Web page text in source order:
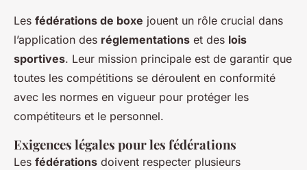
Les fédérations de boxe jouent un rôle crucial dans
l’application des réglementations et des lois
sportives. Leur mission principale est de garantir que
toutes les compétitions se déroulent en conformité
avec les normes en vigueur pour protéger les
compétiteurs et le personnel.
Exigences légales pour les fédérations
Les fédérations doivent respecter plusieurs